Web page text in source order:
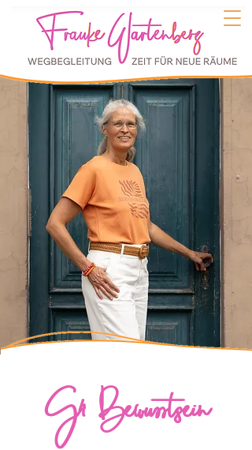
G4 Bewusstsein
G4 Bewusstsein